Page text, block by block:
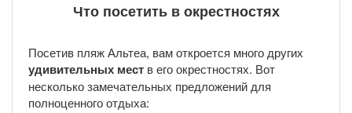
Что посетить в окрестностях
Посетив пляж Альтеа, вам откроется много других
удивительных мест в его окрестностях. Вот
несколько замечательных предложений для
полноценного отдыха: